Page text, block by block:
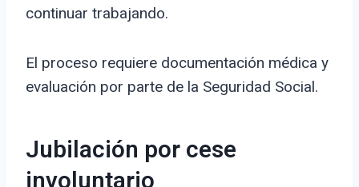
continuar trabajando.
El proceso requiere documentación médica y
evaluación por parte de la Seguridad Social.
Jubilación por cese